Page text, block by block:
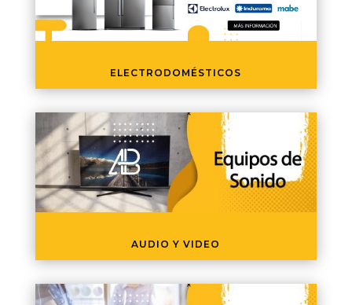
ELECTRODOMÉSTICOS
AUDIO Y VIDEO